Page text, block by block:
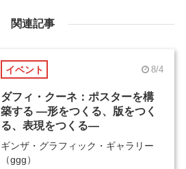
関連記事
イベント 8/4
ダフィ・クーネ：ポスターを構
築する ―形をつくる、版をつく
る、表現をつくる―
ギンザ・グラフィック・ギャラリー
（ggg）